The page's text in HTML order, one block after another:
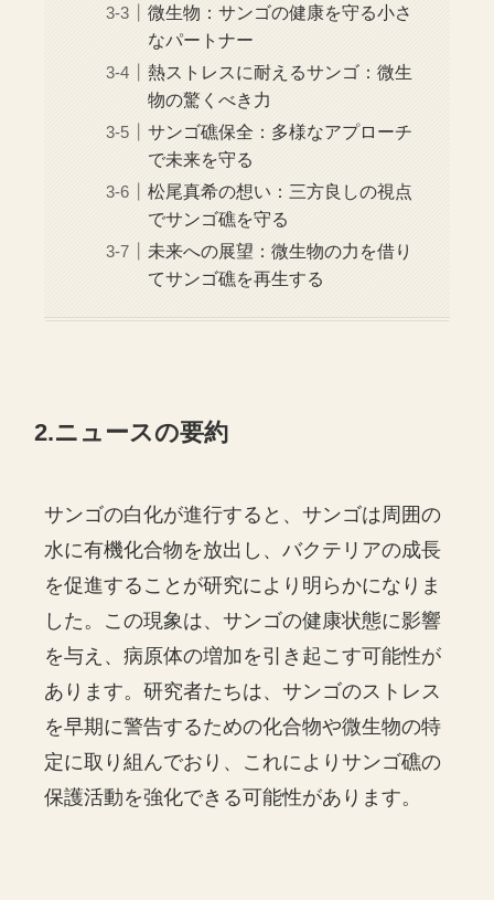
微生物：サンゴの健康を守る小さ
なパートナー
熱ストレスに耐えるサンゴ：微生
物の驚くべき力
サンゴ礁保全：多様なアプローチ
で未来を守る
松尾真希の想い：三方良しの視点
でサンゴ礁を守る
未来への展望：微生物の力を借り
てサンゴ礁を再生する
2.ニュースの要約
サンゴの白化が進行すると、サンゴは周囲の
水に有機化合物を放出し、バクテリアの成長
を促進することが研究により明らかになりま
した。この現象は、サンゴの健康状態に影響
を与え、病原体の増加を引き起こす可能性が
あります。研究者たちは、サンゴのストレス
を早期に警告するための化合物や微生物の特
定に取り組んでおり、これによりサンゴ礁の
保護活動を強化できる可能性があります。